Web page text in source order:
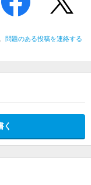
問題のある投稿を連絡する
く